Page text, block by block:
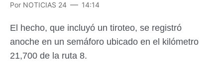
Por NOTICIAS 24 14:14
El hecho, que incluyó un tiroteo, se registró
anoche en un semáforo ubicado en el kilómetro
21,700 de la ruta 8.